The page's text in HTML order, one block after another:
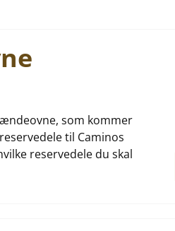
som kommer
til Caminos
reservedele du skal